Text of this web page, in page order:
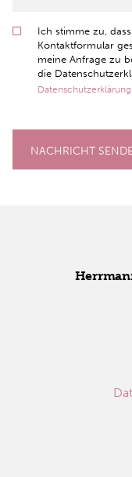
Ich stimme zu,
Kontaktformular
meine Anfrage zu
die
NACHRICHT